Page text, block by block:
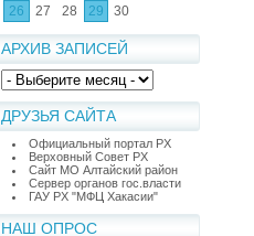
26
27 28 29 30
АРХИВ ЗАПИСЕЙ
ДРУЗЬЯ САЙТА
Официальный портал РХ
Верховный Совет РХ
Сайт МО Алтайский район
Сервер органов гос.власти
ГАУ РХ "МФЦ Хакасии"
НАШ ОПРОС